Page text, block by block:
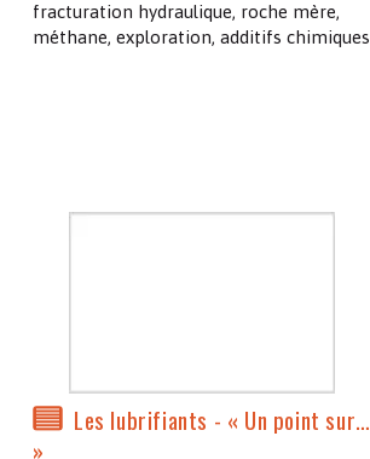
fracturation hydraulique, roche mère,
méthane, exploration, additifs chimiques
Les lubrifiants - « Un point sur…
»